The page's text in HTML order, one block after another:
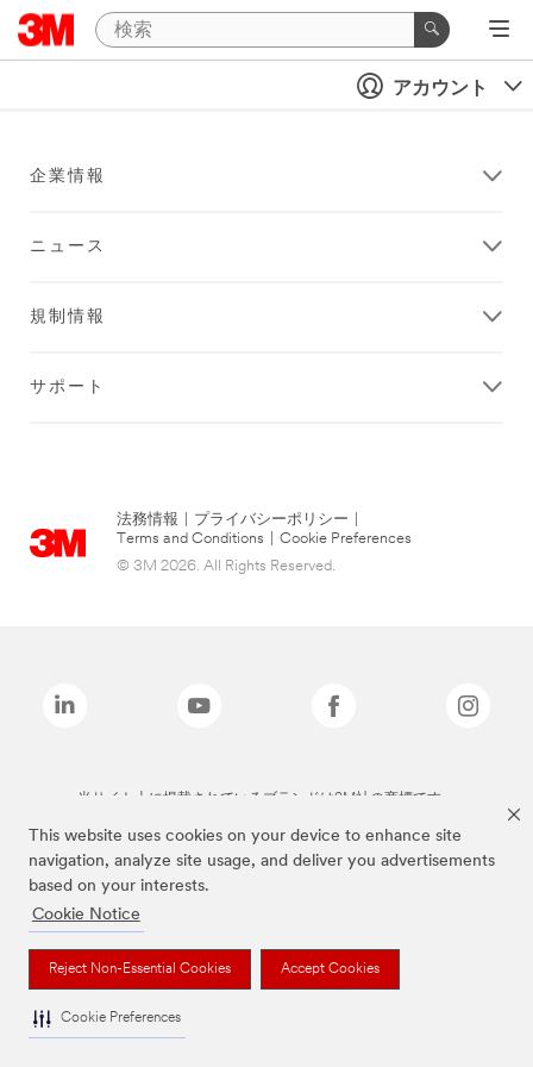
This website uses cookies on your device to enhance site
navigation, analyze site usage, and deliver you advertisements
based on your interests.
Cookie Notice
Reject Non-Essential Cookies Accept Cookies
Cookie Preferences
アカウント
企業情報
ニュース
規制情報
サポート
法務情報 プライバシーポリシー
Terms and Conditions
Cookie Preferences
© 3M 2026. All Rights Reserved.
当サイト上に掲載されているブランドは3M社の商標です。